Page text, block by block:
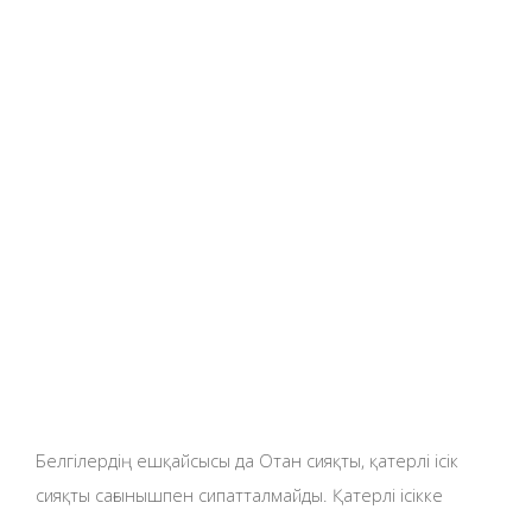
Белгілердің ешқайсысы да Отан сияқты, қатерлі ісік
сияқты сағынышпен сипатталмайды. Қатерлі ісікке